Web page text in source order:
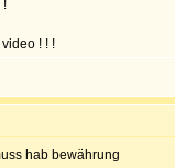
!
! ! !
hab bewährung